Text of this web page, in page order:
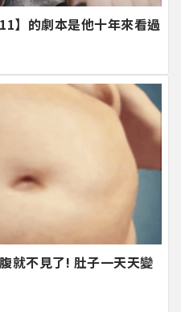
】的劇本是他十年來看過
就不見了! 肚子一天天變